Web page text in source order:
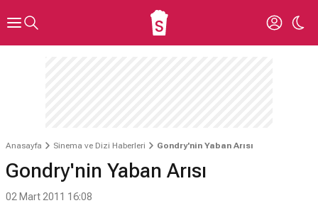
Anasayfa Sinema ve Dizi Haberleri Gondry'nin Yaban Arısı
Gondry'nin Yaban Arısı
02 Mart 2011 16:08